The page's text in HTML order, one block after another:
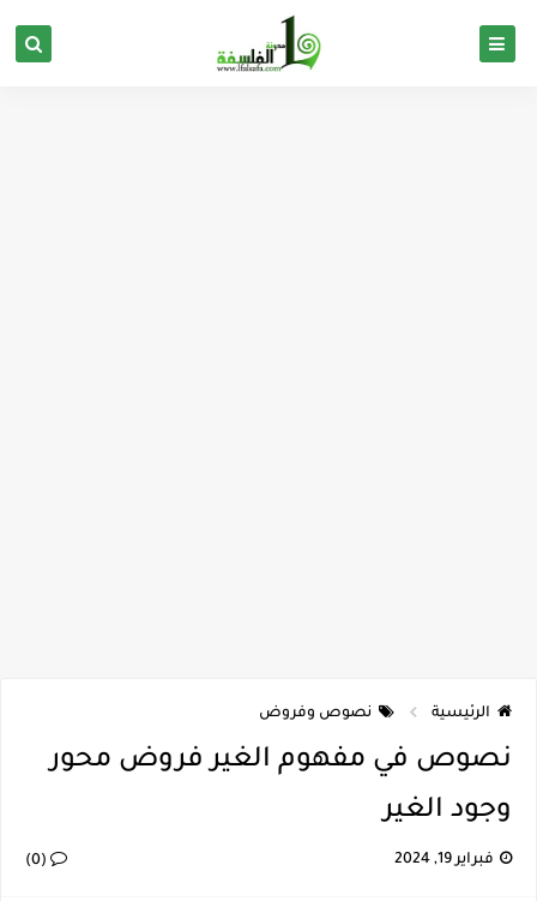
الرئيسية نصوص وفروض
نصوص في مفهوم الغير فروض محور
وجود الغير
فبراير 19, 2024 (0)